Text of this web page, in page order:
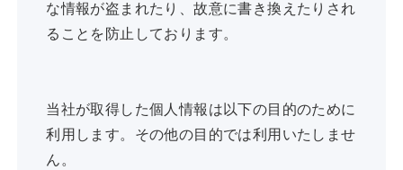
な情報が盗まれたり、故意に書き換えたりされ
ることを防止しております。
当社が取得した個人情報は以下の目的のために
利用します。その他の目的では利用いたしませ
ん。